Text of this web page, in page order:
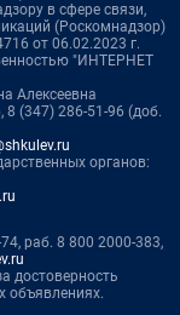
в сфере связи,
(Роскомнадзор)
от 06.02.2023 г.
"ИНТЕРНЕТ
Алексеевна
8 (347) 286-51-96 (доб.
органов:
раб. 8 800 2000-383,
достоверность
объявлениях.